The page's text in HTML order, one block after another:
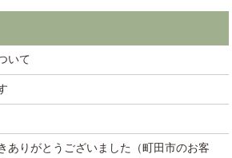
いて
ありがとうございました（町田市のお客